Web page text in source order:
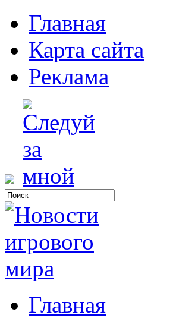
Главная
Карта сайта
Реклама
Главная